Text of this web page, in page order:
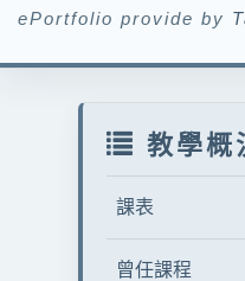
ePortfolio provide by
教學概
課表
曾任課程